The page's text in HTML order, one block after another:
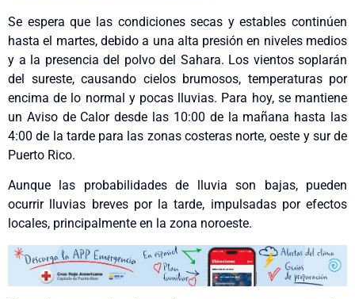
Se espera que las condiciones secas y estables continúen
hasta el martes, debido a una alta presión en niveles medios
y a la presencia del polvo del Sahara. Los vientos soplarán
del sureste, causando cielos brumosos, temperaturas por
encima de lo normal y pocas lluvias. Para hoy, se mantiene
un Aviso de Calor desde las 10:00 de la mañana hasta las
4:00 de la tarde para las zonas costeras norte, oeste y sur de
Puerto Rico.
Aunque las probabilidades de lluvia son bajas, pueden
ocurrir lluvias breves por la tarde, impulsadas por efectos
locales, principalmente en la zona noroeste.